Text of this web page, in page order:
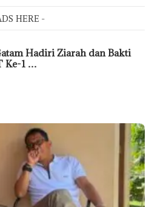
HERE -
Hadiri Ziarah dan Bakti
Ke-1 …